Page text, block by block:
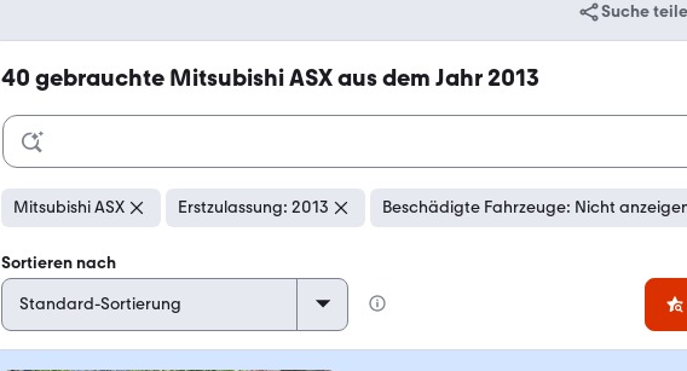
Suche
40 gebrauchte Mitsubishi ASX aus dem Jahr 2013
Mitsubishi ASX Erstzulassung: 2013 Beschädigte Fahrzeuge: Nicht
Sortieren nach